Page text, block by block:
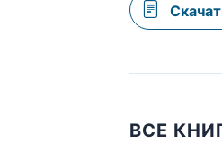
ВСЕ